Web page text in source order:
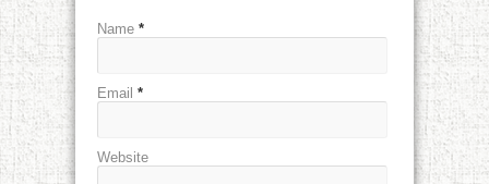
Name *
Email *
Website